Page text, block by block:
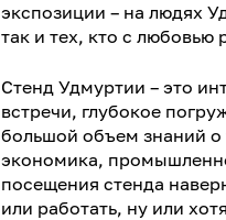
экспозиции – на людях
так и тех, кто с любовью
Стенд Удмуртии – это
встречи, глубокое
большой объем знаний о
экономика,
посещения стенда
или работать, ну или